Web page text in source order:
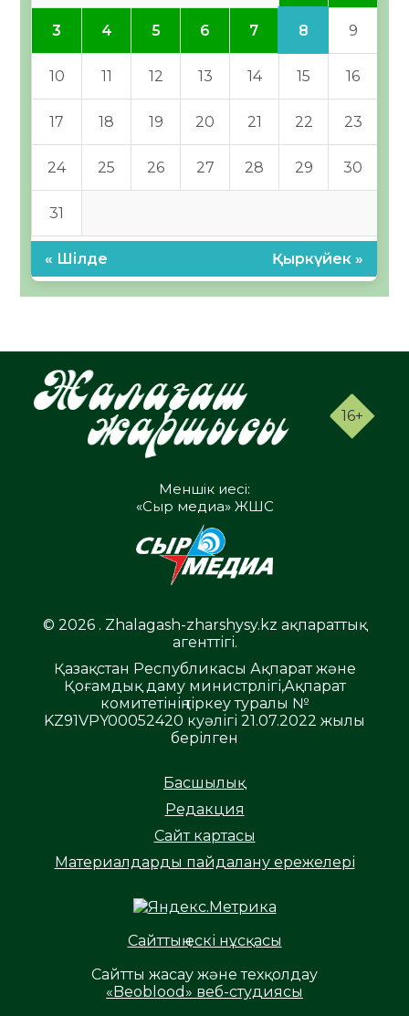
3 4 5 6 7 8 9
10 11 12 13 14 15 16
17 18 19 20 21 22 23
24 25 26 27 28 29 30
31
« Шілде Қыркүйек »
16+
Меншік иесі:
«Сыр медиа» ЖШС
© 2026 . Zhalagash-zharshysy.kz ақпараттық
агенттігі.
Қазақстан Республикасы Ақпарат және
Қоғамдық даму министрлігі,Ақпарат
комитетінің тіркеу туралы №
KZ91VPY00052420 куәлігі 21.07.2022 жылы
берілген
Басшылық
Редакция
Сайт картасы
Материалдарды пайдалану ережелері
Сайттың ескі нұсқасы
Сайтты жасау және техқолдау
«Beoblood» веб-студиясы